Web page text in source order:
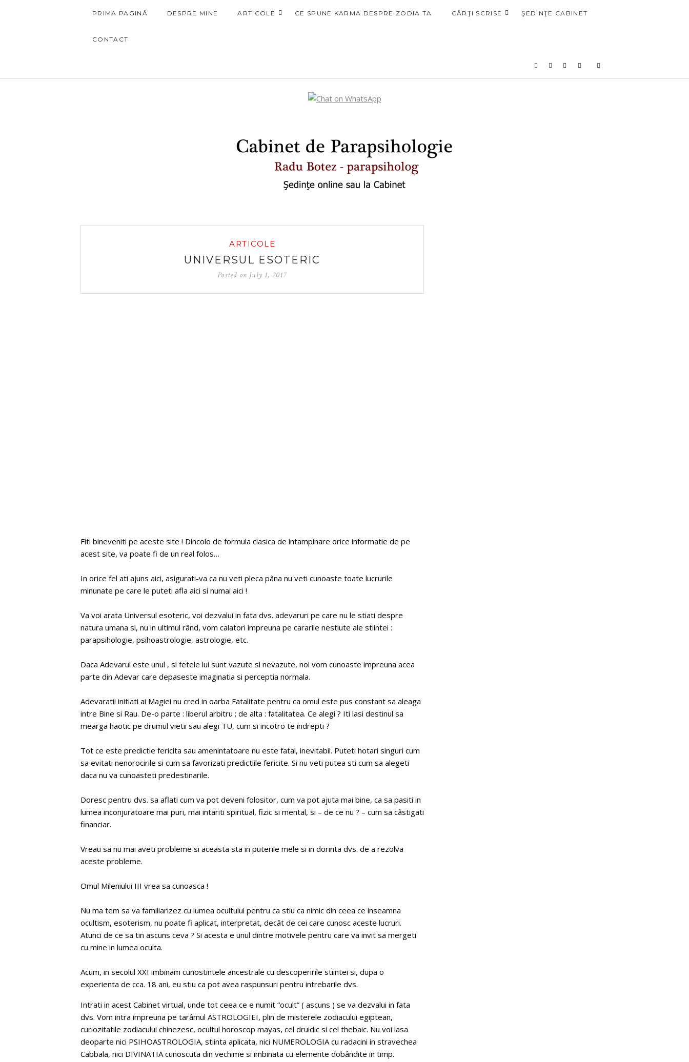
PRIMA PAGINĂ DESPRE MINE ARTICOLE CE SPUNE KARMA DESPRE ZODIA TA CĂRŢI SCRISE ŞEDINŢE CABINET
CONTACT
ARTICOLE
UNIVERSUL ESOTERIC
Posted on July 1, 2017
Fiti bineveniti pe aceste site ! Dincolo de formula clasica de intampinare orice informatie de pe
acest site, va poate fi de un real folos…
In orice fel ati ajuns aici, asigurati-va ca nu veti pleca pâna nu veti cunoaste toate lucrurile
minunate pe care le puteti afla aici si numai aici !
Va voi arata Universul esoteric, voi dezvalui in fata dvs. adevaruri pe care nu le stiati despre
natura umana si, nu in ultimul rând, vom calatori impreuna pe cararile nestiute ale stiintei :
parapsihologie, psihoastrologie, astrologie, etc.
Daca Adevarul este unul , si fetele lui sunt vazute si nevazute, noi vom cunoaste impreuna acea
parte din Adevar care depaseste imaginatia si perceptia normala.
Adevaratii initiati ai Magiei nu cred in oarba Fatalitate pentru ca omul este pus constant sa aleaga
intre Bine si Rau. De-o parte : liberul arbitru ; de alta : fatalitatea. Ce alegi ? Iti lasi destinul sa
mearga haotic pe drumul vietii sau alegi TU, cum si incotro te indrepti ?
Tot ce este predictie fericita sau amenintatoare nu este fatal, inevitabil. Puteti hotari singuri cum
sa evitati nenorocirile si cum sa favorizati predictiile fericite. Si nu veti putea sti cum sa alegeti
daca nu va cunoasteti predestinarile.
Doresc pentru dvs. sa aflati cum va pot deveni folositor, cum va pot ajuta mai bine, ca sa pasiti in
lumea inconjuratoare mai puri, mai intariti spiritual, fizic si mental, si – de ce nu ? – cum sa câstigati
financiar.
Vreau sa nu mai aveti probleme si aceasta sta in puterile mele si in dorinta dvs. de a rezolva
aceste probleme.
Omul Mileniului III vrea sa cunoasca !
Nu ma tem sa va familiarizez cu lumea ocultului pentru ca stiu ca nimic din ceea ce inseamna
ocultism, esoterism, nu poate fi aplicat, interpretat, decât de cei care cunosc aceste lucruri.
Atunci de ce sa tin ascuns ceva ? Si acesta e unul dintre motivele pentru care va invit sa mergeti
cu mine in lumea oculta.
Acum, in secolul XXI imbinam cunostintele ancestrale cu descoperirile stiintei si, dupa o
experienta de cca. 18 ani, eu stiu ca pot avea raspunsuri pentru intrebarile dvs.
Intrati in acest Cabinet virtual, unde tot ceea ce e numit “ocult” ( ascuns ) se va dezvalui in fata
dvs. Vom intra impreuna pe tarâmul ASTROLOGIEI, plin de misterele zodiacului egiptean,
curiozitatile zodiacului chinezesc, ocultul horoscop mayas, cel druidic si cel thebaic. Nu voi lasa
deoparte nici PSIHOASTROLOGIA, stiinta aplicata, nici NUMEROLOGIA cu radacini in stravechea
Cabbala, nici DIVINATIA cunoscuta din vechime si imbinata cu elemente dobândite in timp.